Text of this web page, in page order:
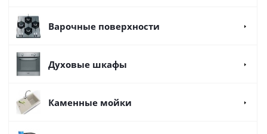
Варочные поверхности
Духовые шкафы
Каменные мойки